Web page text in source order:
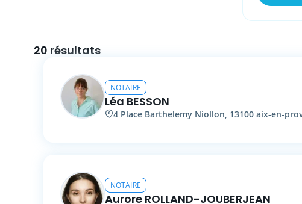
20 résultats
NOTAIRE
Léa BESSON
4 Place Barthelemy Niollon, 13100 aix-en-
NOTAIRE
Aurore ROLLAND-JOUBERJEAN